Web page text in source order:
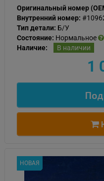
Оригинальный номер
Внутренний номер:
Тип детали: Б/У
Состояние: Нормальное
Наличие:
В наличии
1
НОВАЯ